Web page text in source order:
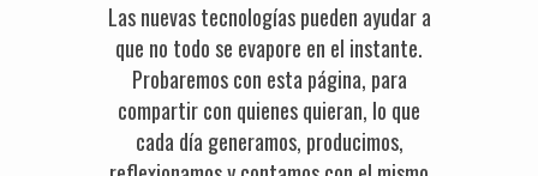
Las nuevas tecnologías pueden ayudar a
que no todo se evapore en el instante.
Probaremos con esta página, para
compartir con quienes quieran, lo que
cada día generamos, producimos,